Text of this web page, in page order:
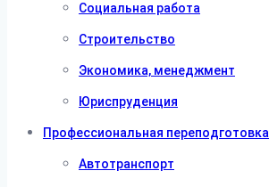
Социальная работа
Строительство
Экономика, менеджмент
Юриспруденция
Профессиональная переподготовка
Автотранспорт